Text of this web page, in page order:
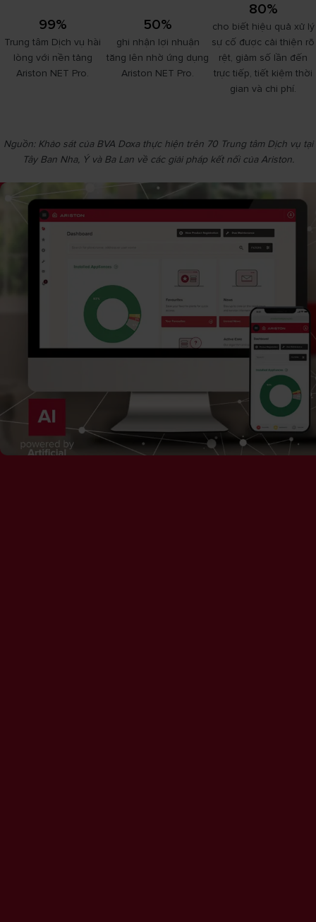
99%
Trung tâm Dịch vụ hài
lòng với nền tảng
Ariston NET Pro.
50%
ghi nhận lợi nhuận
tăng lên nhờ ứng dụng
Ariston NET Pro.
80%
cho biết hiệu quả xử lý
sự cố được cải thiện rõ
rệt, giảm số lần đến
trực tiếp, tiết kiệm thời
gian và chi phí.
Nguồn: Khảo sát của BVA Doxa thực hiện trên 70 Trung tâm Dịch vụ tại
Tây Ban Nha, Ý và Ba Lan về các giải pháp kết nối của Ariston.